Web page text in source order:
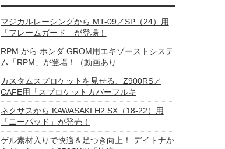
マジカルレーシングから MT-09／SP（24）用
「フレームガード」が登場！
RPM から ホンダ GROM用エキゾーストシステ
ム「RPM」が登場！（動画あり
カスタムスプロケットを見せる、Z900RS／
CAFE用「スプロケットカバーフルキ
ネクサスから KAWASAKI H2 SX（18-22）用
「ニーパッド」が発売！
ゲル素材入りで快適＆足つき向上！ デイトナか